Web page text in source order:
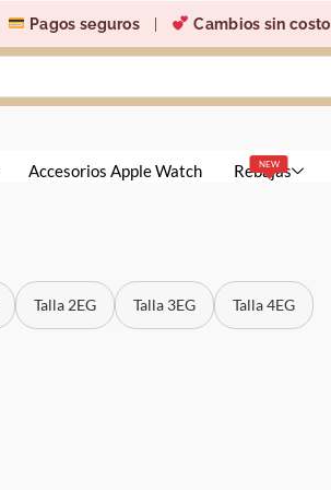
Pagos seguros Cambios sin costo
Accesorios Apple Watch NEW
Rebajas
Talla 2EG Talla 3EG Talla 4EG